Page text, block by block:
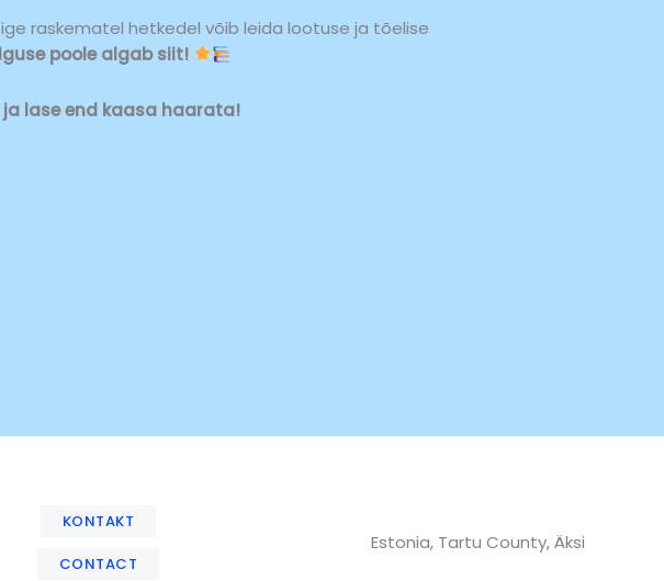
raskematel hetkedel võib leida lootuse ja tõelise
poole algab siit!
ja lase end kaasa haarata!
KONTAKT
CONTACT
Estonia, Tartu County, Äksi